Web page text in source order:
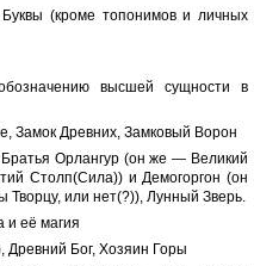
(кроме топонимов и личных
высшей сущности в
Замок Древних, Замковый Ворон
Орлангур (он же — Великий
Столп(Сила)) и Демогоргон (он
или нет(?)), Лунный Зверь.
её магия
Бог, Хозяин Горы